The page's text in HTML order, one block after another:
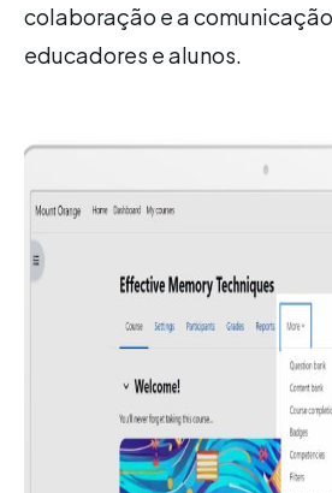
colaboração e a
educadores e alunos.